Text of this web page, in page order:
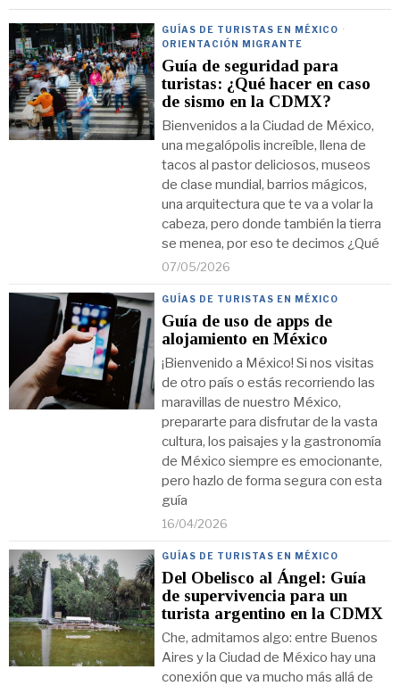
GUÍAS DE TURISTAS EN MÉXICO ·
ORIENTACIÓN MIGRANTE
Guía de seguridad para
turistas: ¿Qué hacer en caso
de sismo en la CDMX?
Bienvenidos a la Ciudad de México,
una megalópolis increíble, llena de
tacos al pastor deliciosos, museos
de clase mundial, barrios mágicos,
una arquitectura que te va a volar la
cabeza, pero donde también la tierra
se menea, por eso te decimos ¿Qué
07/05/2026
GUÍAS DE TURISTAS EN MÉXICO
Guía de uso de apps de
alojamiento en México
¡Bienvenido a México! Si nos visitas
de otro país o estás recorriendo las
maravillas de nuestro México,
prepararte para disfrutar de la vasta
cultura, los paisajes y la gastronomía
de México siempre es emocionante,
pero hazlo de forma segura con esta
guía
16/04/2026
GUÍAS DE TURISTAS EN MÉXICO
Del Obelisco al Ángel: Guía
de supervivencia para un
turista argentino en la CDMX
Che, admitamos algo: entre Buenos
Aires y la Ciudad de México hay una
conexión que va mucho más allá de